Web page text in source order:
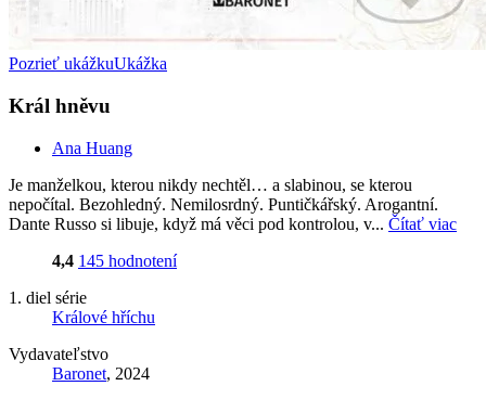
Pozrieť ukážkuUkážka
Král hněvu
Ana Huang
Je manželkou, kterou nikdy nechtěl… a slabinou, se kterou
nepočítal. Bezohledný. Nemilosrdný. Puntičkářský. Arogantní.
Dante Russo si libuje, když má věci pod kontrolou, v... Čítať viac
4,4 145 hodnotení
1. diel série
Králové hříchu
Vydavateľstvo
Baronet, 2024